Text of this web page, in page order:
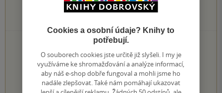
0×
5 hvězdiček
0×
4 hvězdičky
0×
3 hvězdičky
0×
2 hvězdičky
0×
1 hvezdička
Cookies a osobní údaje? Knihy to
potřebují.
O souborech cookies jste určitě již slyšeli. I my je
využíváme ke shromažďování a analýze informací,
aby náš e-shop dobře fungoval a mohli jsme ho
nadále zlepšovat. Také nám pomáhají ukazovat